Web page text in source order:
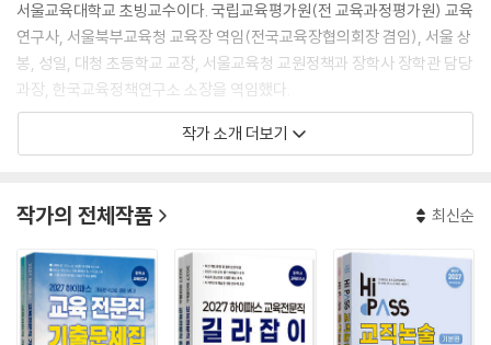
서울교육대학교 초빙교수이다. 국립교육평가원(전 교육과정평가원) 교육
연구사, 서울북부교육청 교육장 역임(전국교육장협의회장 겸임), 서울 상
봉, 성일, 대청 초등학교 교장, 서울교육청 교원정책과 장학사 장학관 담당
과장, 한국교육정책연구소 소장을 역임했다.
작가 소개 더보기
작가의 전체작품 최신순